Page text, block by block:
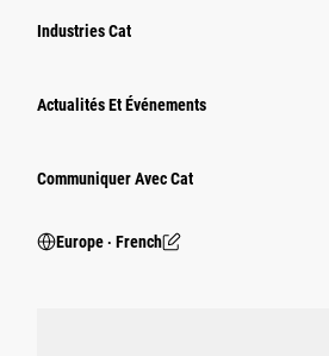
Industries Cat
Actualités Et Événements
Communiquer Avec Cat
Europe ‧ French